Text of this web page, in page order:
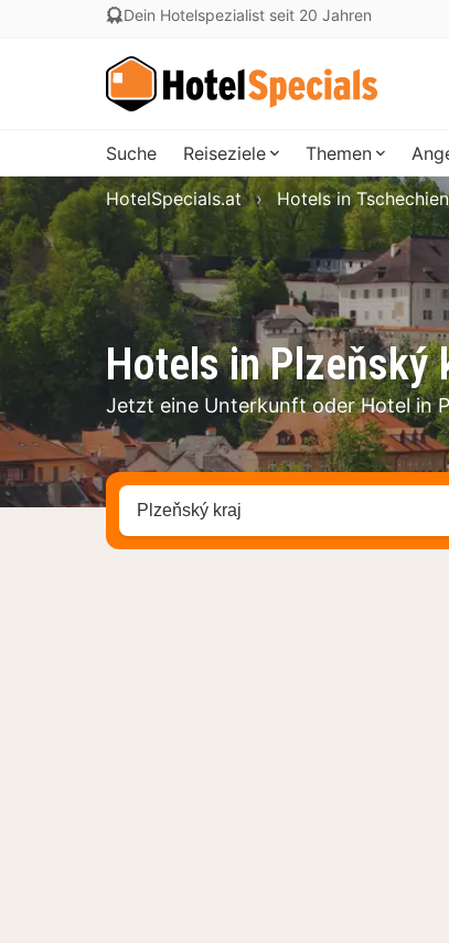
Dein Hotelspezialist seit 20 Jahren
Suche Reiseziele Themen
Hotels in Plzeňský
Jetzt eine Unterkunft oder Hotel in
HotelSpecials.at Hotels in Tschechien
Stadt, Region oder Hotel suchen